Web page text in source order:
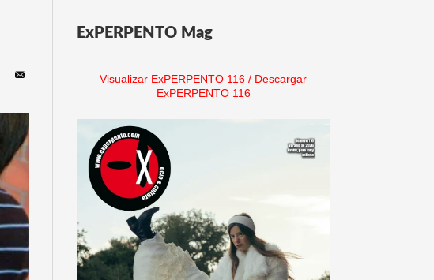
ExPERPENTO Mag
Visualizar ExPERPENTO 116 / Descargar
ExPERPENTO 116